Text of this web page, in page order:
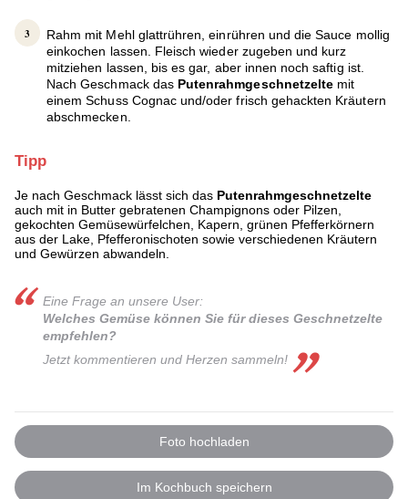
Rahm mit Mehl glattrühren, einrühren und die Sauce mollig
einkochen lassen. Fleisch wieder zugeben und kurz
mitziehen lassen, bis es gar, aber innen noch saftig ist.
Nach Geschmack das Putenrahmgeschnetzelte mit
einem Schuss Cognac und/oder frisch gehackten Kräutern
abschmecken.
Tipp
Je nach Geschmack lässt sich das Putenrahmgeschnetzelte
auch mit in Butter gebratenen Champignons oder Pilzen,
gekochten Gemüsewürfelchen, Kapern, grünen Pfefferkörnern
aus der Lake, Pfefferonischoten sowie verschiedenen Kräutern
und Gewürzen abwandeln.
Eine Frage an unsere User:
Welches Gemüse können Sie für dieses Geschnetzelte
empfehlen?
Jetzt kommentieren und Herzen sammeln!
Foto hochladen
Im Kochbuch speichern